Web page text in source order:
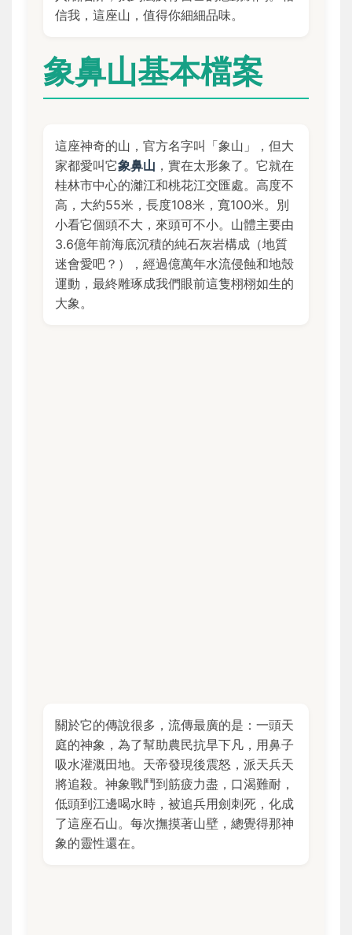
信我，這座山，值得你細細品味。
象鼻山基本檔案
這座神奇的山，官方名字叫「象山」，但大
家都愛叫它象鼻山 ，實在太形象了。它就在
桂林市中心的灕江和桃花江交匯處。高度不
高，大約55米，長度108米，寬100米。別
小看它個頭不大，來頭可不小。山體主要由
3.6億年前海底沉積的純石灰岩構成（地質
迷會愛吧？），經過億萬年水流侵蝕和地殼
運動，最終雕琢成我們眼前這隻栩栩如生的
大象。
關於它的傳說很多，流傳最廣的是：一頭天
庭的神象，為了幫助農民抗旱下凡，用鼻子
吸水灌溉田地。天帝發現後震怒，派天兵天
將追殺。神象戰鬥到筋疲力盡，口渴難耐，
低頭到江邊喝水時，被追兵用劍刺死，化成
了這座石山。每次撫摸著山壁，總覺得那神
象的靈性還在。